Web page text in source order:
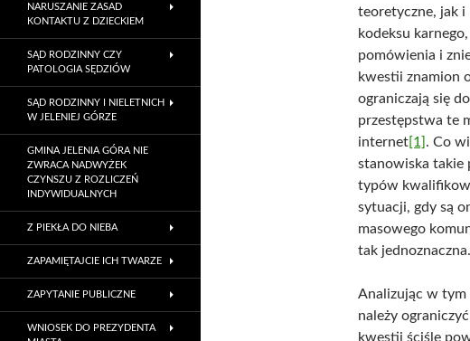
teoretyczne, jak i
kodeksu
pomówienia i
kwestii znamion
ograniczają się
przestępstwa te
internet[1] . Co
stanowiska takie
typów
sytuacji, gdy są
masowego
tak jednoznaczna.
Analizując w tym
należy
kwestii ściśle
NARUSZANIE ZASAD
KONTAKTU Z DZIECKIEM
SĄD RODZINNY CZY
PATOLOGIA SĘDZIÓW
SĄD RODZINNY I NIELETNICH
W JELENIEJ GÓRZE
GMINA JELENIA GÓRA NIE
ZWRACA NADWYŻEK
CZYNSZU Z ROZLICZEŃ
INDYWIDUALNYCH
Z PIEKŁA DO NIEBA
ZAPAMIĘTAJCIE ICH TWARZE
ZAPYTANIE PUBLICZNE
WNIOSEK DO PREZYDENTA